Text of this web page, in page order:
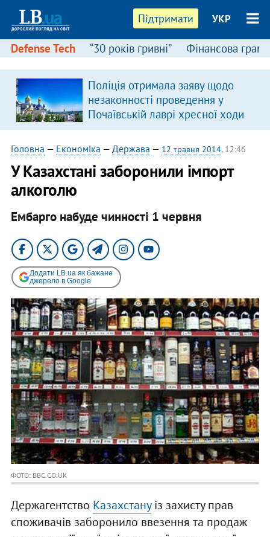
Підтримати УКР
Defense Tech “30 років гривні” Фінансова
Поліція отримала заяву щодо
незаконності проведення у
Почаївській лаврі хресної ходи
Головна — Економіка — Держава — 12 травня 2014, 12:46
У Казахстані заборонили імпорт
алкоголю
Ембарго набуде чинності 1 червня
Додати LB.ua як бажане
джерело в Google
ФОТО: BBC.CO.UK
Держагентство Казахстануіз захисту прав
споживачів заборонило ввезення та продаж